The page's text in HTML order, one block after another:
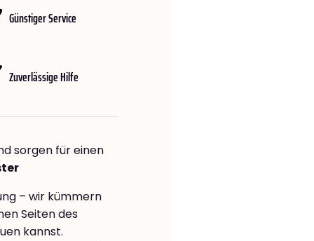
Günstiger Service
Zuverlässige Hilfe
sorgen für einen
– wir kümmern
Seiten des
kannst.